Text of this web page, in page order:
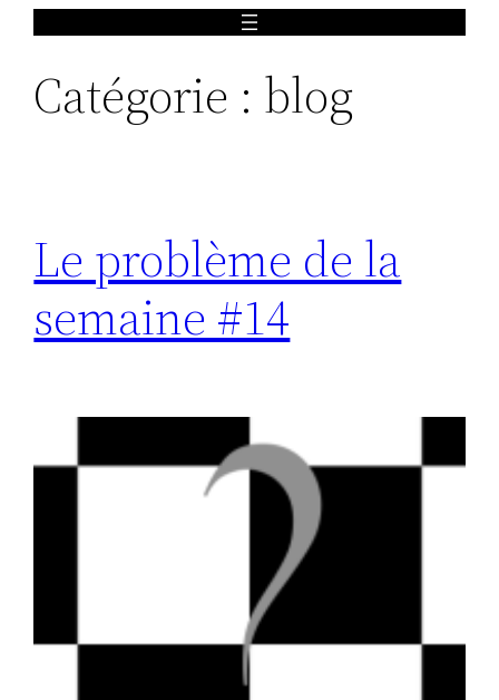
contenu
Catégorie : blog
Le problème de la
semaine #14